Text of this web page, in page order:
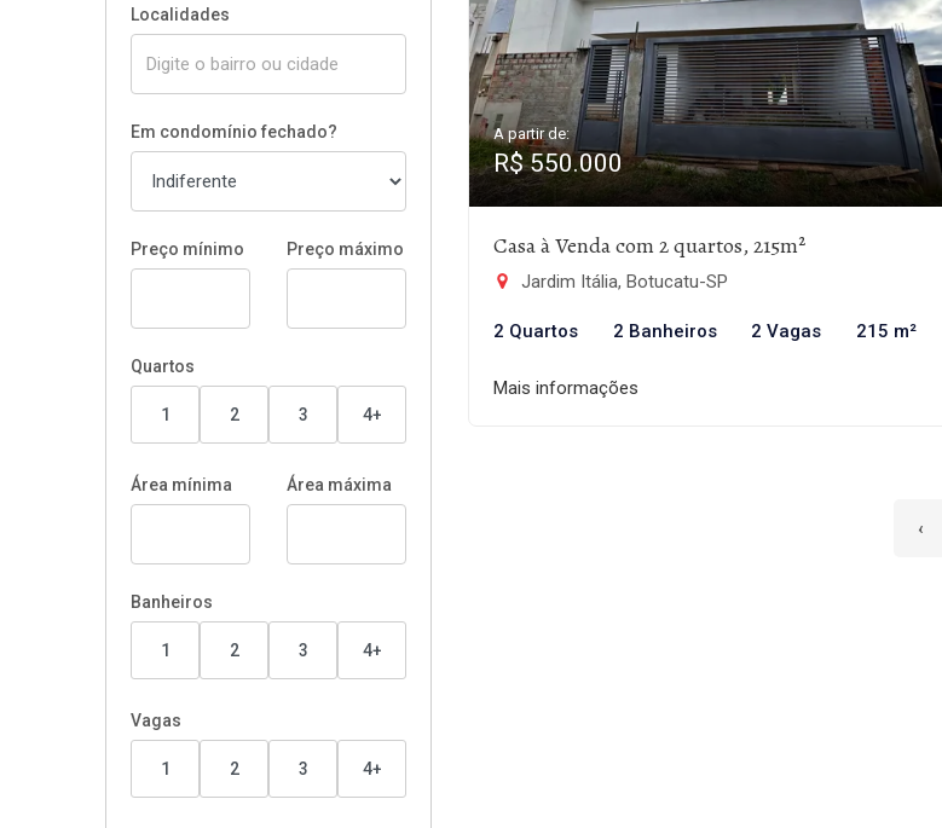
Localidades
Em condomínio fechado?
Preço mínimo Preço máximo
Quartos
1 2 3 4+
Área mínima Área máxima
Banheiros
1 2 3 4+
Vagas
1 2 3 4+
A partir de:
R$ 550.000
Casa à Venda com 2 quartos, 215m²
Jardim Itália, Botucatu-SP
2 Quartos 2 Banheiros 2 Vagas 215 m²
Mais informações
‹